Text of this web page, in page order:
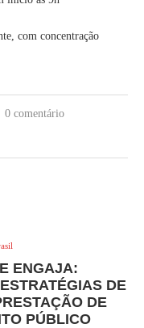
com concentração
0 comentário
ENGAJA:
DE
DE
PÚBLICO